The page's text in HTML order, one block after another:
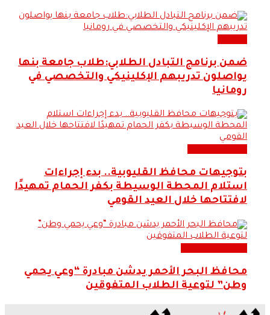
ضمن برنامج التبادل الطلابي:طلاب جامعة بنها
يواصلون تدريبهم الإكلينيكي والتخصصي في
رومانيا
بتوجيهات محافظ القليوبية.. بدء إجراءات
استلام المحطة الوسيطة بكفر الحمام تمهيدًا
لافتتاحها خلال العيد القومي
محافظ البحر الأحمر يدشن مبادرة “وعي يحمي
وطن” لتوعية الطلاب المتفوقين